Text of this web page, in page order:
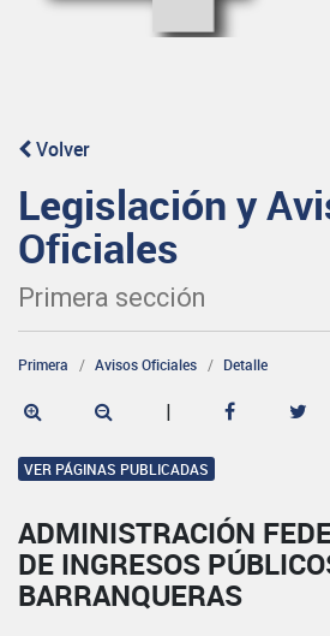
Volver
Legislación y
Oficiales
Primera sección
Primera Avisos Oficiales Detalle
|
VER PÁGINAS PUBLICADAS
ADMINISTRACIÓN
DE INGRESOS
BARRANQUERAS